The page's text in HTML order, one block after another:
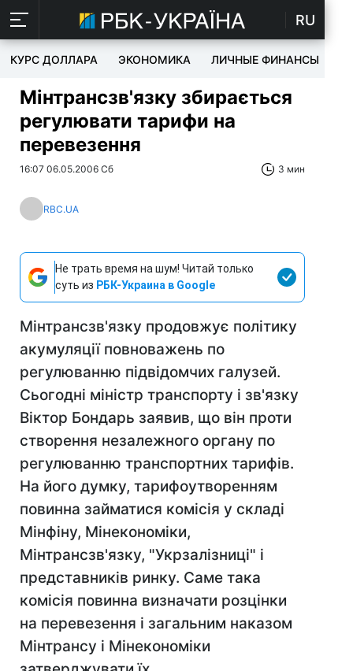
RU
КУРС ДОЛЛАРА ЭКОНОМИКА ЛИЧНЫЕ ФИНАНСЫ
Мінтрансзв'язку збирається
регулювати тарифи на
перевезення
16:07 06.05.2006 Сб 3 мин
RBC.UA
Не трать время на шум! Читай только
суть из РБК-Украина в Google
Мінтрансзв'язку продовжує політику
акумуляції повноважень по
регулюванню підвідомчих галузей.
Сьогодні міністр транспорту і зв'язку
Віктор Бондарь заявив, що він проти
створення незалежного органу по
регулюванню транспортних тарифів.
На його думку, тарифоутворенням
повинна займатися комісія у складі
Мінфіну, Мінекономіки,
Мінтрансзв'язку, "Укрзалізниці" і
представників ринку. Саме така
комісія повинна визначати розцінки
на перевезення і загальним наказом
Мінтрансу і Мінекономіки